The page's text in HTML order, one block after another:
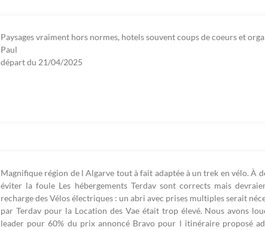
Paysages vraiment hors normes, hotels souvent coups de coeurs et
Paul
départ du 21/04/2025
Magnifique région de l Algarve tout à fait adaptée à un trek en vélo. À
éviter la foule Les hébergements Terdav sont corrects mais
recharge des Vélos électriques : un abri avec prises multiples serait
par Terdav pour la Location des Vae était trop élevé. Nous avons
leader pour 60% du prix annoncé Bravo pour l itinéraire proposé